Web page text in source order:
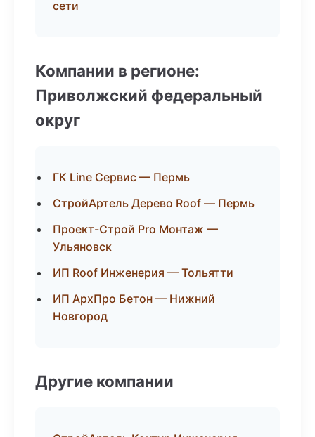
сети
Компании в регионе:
Приволжский федеральный
округ
ГК Line Сервис — Пермь
СтройАртель Дерево Roof — Пермь
Проект-Строй Pro Монтаж —
Ульяновск
ИП Roof Инженерия — Тольятти
ИП АрхПро Бетон — Нижний
Новгород
Другие компании